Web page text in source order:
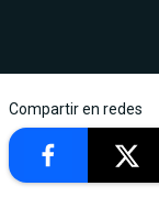
Compartir en redes